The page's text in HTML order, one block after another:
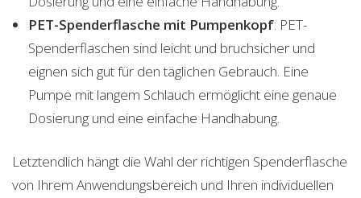
PET-Spenderflasche mit Pumpenkopf: PET-
Spenderflaschen sind leicht und bruchsicher und
eignen sich gut für den täglichen Gebrauch. Eine
Pumpe mit langem Schlauch ermöglicht eine genaue
Dosierung und eine einfache Handhabung.
Letztendlich hängt die Wahl der richtigen Spenderflasche
von Ihrem Anwendungsbereich und Ihren individuellen